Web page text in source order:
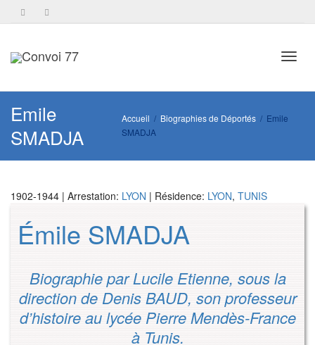
Emile
SMADJA
Accueil Biographies de Déportés
Emile
SMADJA
1902-1944 | Arrestation: LYON | Résidence: LYON, TUNIS
Émile SMADJA
Biographie par Lucile Etienne, sous la
direction de Denis BAUD, son professeur
d’histoire au lycée Pierre Mendès-France
à Tunis.